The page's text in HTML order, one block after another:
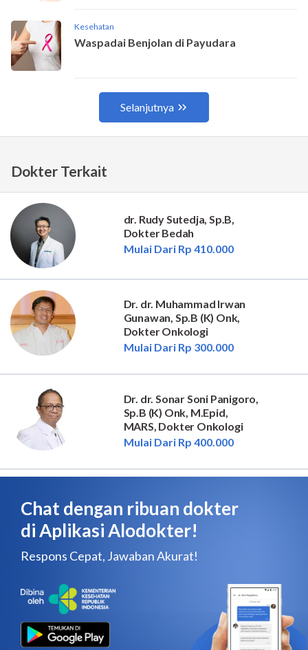
Dokter Terkait